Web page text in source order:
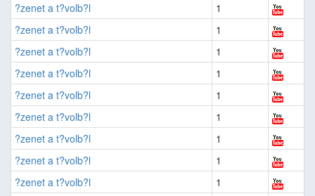
?zenet a t?volb?l
1
?zenet a t?volb?l
1
?zenet a t?volb?l
1
?zenet a t?volb?l
1
?zenet a t?volb?l
1
?zenet a t?volb?l
1
?zenet a t?volb?l
1
?zenet a t?volb?l
1
?zenet a t?volb?l
1